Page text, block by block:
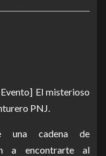
El misterioso
PNJ.
una cadena de
a encontrarte al